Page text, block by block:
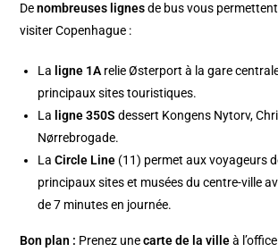
Denombreuses lignesde bus vous
visiter Copenhague :
La ligne 1A relie Østerport à la gare
principaux sites touristiques.
La ligne 350Sdessert Kongens Nytorv,
Nørrebrogade.
LaCircle Line (11) permet aux voyageurs
principaux sites et musées du centre-ville
de 7 minutes en journée.
Bon plan : Prenez unecarte de la villeà